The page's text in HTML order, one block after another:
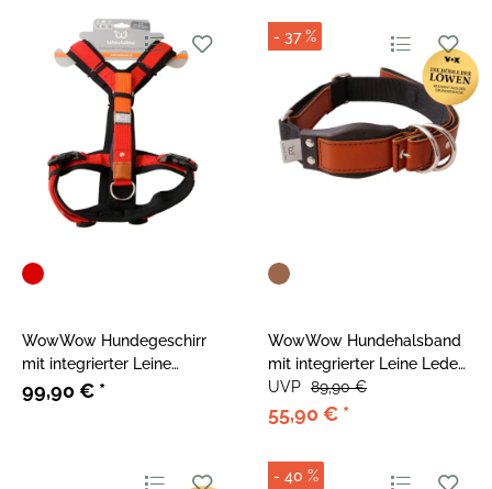
WowWow Hundegeschirr
mit integrierter Leine
Harness Rot
99,90 € *
- 37 %
WowWow Hundehalsband
mit integrierter Leine Leder
Kastanienbraun
55,90 € *
UVP 89,90 €
- 40 %